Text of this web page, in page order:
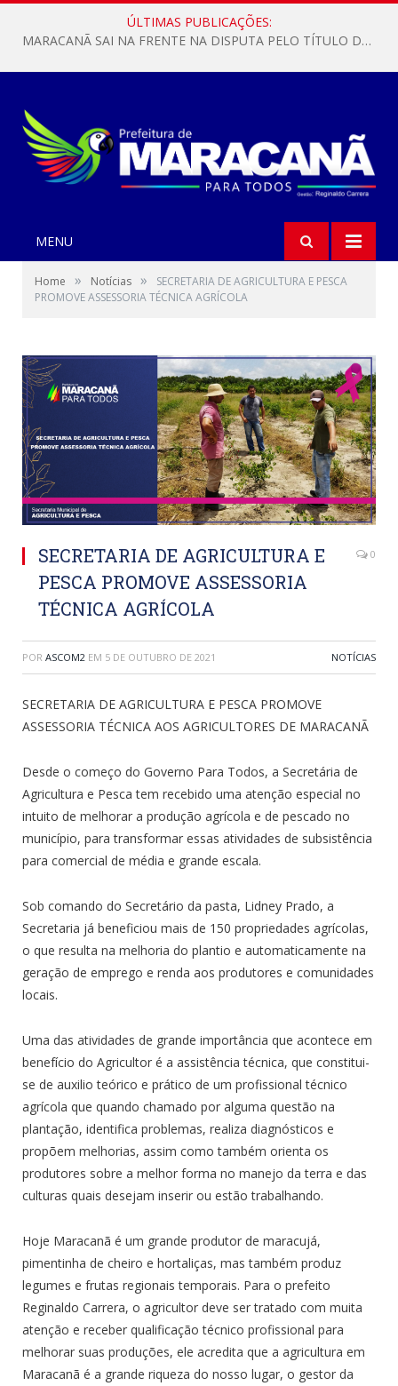
ÚLTIMAS PUBLICAÇÕES:
MARACANÃ SAI NA FRENTE NA DISPUTA PELO TÍTULO DA COPA PARÁ SUB-17!
MENU
Home » Notícias »
SECRETARIA DE AGRICULTURA E PESCA
PROMOVE ASSESSORIA TÉCNICA AGRÍCOLA
SECRETARIA DE AGRICULTURA E
PESCA PROMOVE ASSESSORIA
TÉCNICA AGRÍCOLA
0
POR ASCOM2 EM 5 DE OUTUBRO DE 2021 NOTÍCIAS
SECRETARIA DE AGRICULTURA E PESCA PROMOVE
ASSESSORIA TÉCNICA AOS AGRICULTORES DE MARACANÃ
Desde o começo do Governo Para Todos, a Secretária de
Agricultura e Pesca tem recebido uma atenção especial no
intuito de melhorar a produção agrícola e de pescado no
município, para transformar essas atividades de subsistência
para comercial de média e grande escala.
Sob comando do Secretário da pasta, Lidney Prado, a
Secretaria já beneficiou mais de 150 propriedades agrícolas,
o que resulta na melhoria do plantio e automaticamente na
geração de emprego e renda aos produtores e comunidades
locais.
Uma das atividades de grande importância que acontece em
benefício do Agricultor é a assistência técnica, que constitui-
se de auxilio teórico e prático de um profissional técnico
agrícola que quando chamado por alguma questão na
plantação, identifica problemas, realiza diagnósticos e
propõem melhorias, assim como também orienta os
produtores sobre a melhor forma no manejo da terra e das
culturas quais desejam inserir ou estão trabalhando.
Hoje Maracanã é um grande produtor de maracujá,
pimentinha de cheiro e hortaliças, mas também produz
legumes e frutas regionais temporais. Para o prefeito
Reginaldo Carrera, o agricultor deve ser tratado com muita
atenção e receber qualificação técnico profissional para
melhorar suas produções, ele acredita que a agricultura em
Maracanã é a grande riqueza do nosso lugar, o gestor da